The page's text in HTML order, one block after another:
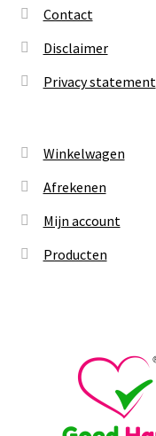
Contact
Disclaimer
Privacy statement
Winkelwagen
Afrekenen
Mijn account
Producten